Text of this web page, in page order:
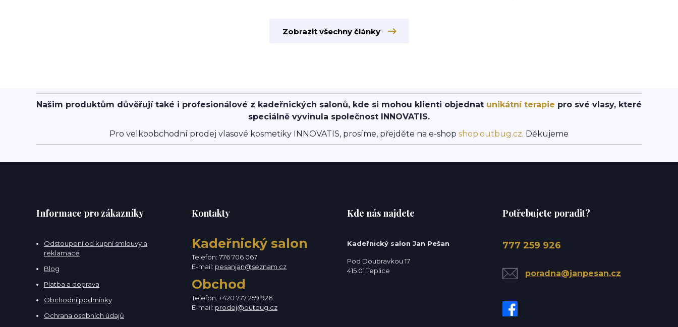
Zobrazit všechny články
Našim produktům důvěřují také i profesionálové z kadeřnických salonů, kde si mohou klienti objednat unikátní terapie pro své vlasy, které
speciálně vyvinula společnost INNOVATIS.
Pro velkoobchodní prodej vlasové kosmetiky INNOVATIS, prosíme, přejděte na e-shop shop.outbug.cz. Děkujeme
Informace pro zákazníky
Odstoupení od kupní smlouvy a
reklamace
Blog
Platba a doprava
Obchodní podmínky
Ochrana osobních údajů
Kontakty
Kadeřnický salon
Telefon: 776 706 067
E-mail: pesanjan@seznam.cz
Obchod
Telefon: +420 777 259 926
E-mail: prodej@outbug.cz
Kde nás najdete
Kadeřnický salon Jan Pešan
Pod Doubravkou 17
415 01 Teplice
Potřebujete poradit?
777 259 926
poradna@janpesan.cz